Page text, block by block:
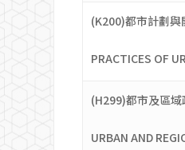
(K200)都市計劃
PRACTICES OF
(H299)都市及區域
URBAN AND